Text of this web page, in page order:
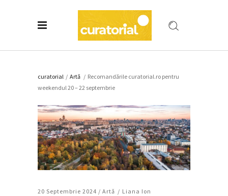
curatorial / Artǎ / Recomandările curatorial.ro pentru
weekendul 20 – 22 septembrie
20 Septembrie 2024 / Artǎ Liana Ion